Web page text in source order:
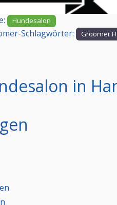
Hundesalon
Schlagwörter: Groomer
in